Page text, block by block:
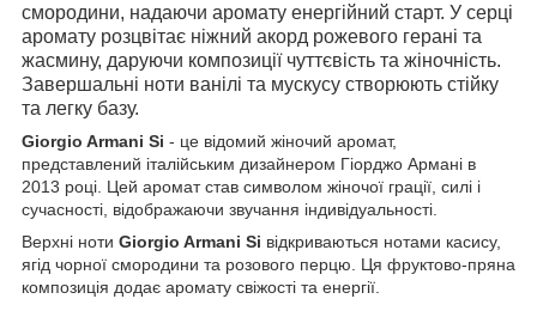
смородини, надаючи аромату енергійний старт. У серці
аромату розцвітає ніжний акорд рожевого герані та
жасмину, даруючи композиції чуттєвість та жіночність.
Завершальні ноти ванілі та мускусу створюють стійку
та легку базу.
Giorgio Armani Si - це відомий жіночий аромат,
представлений італійським дизайнером Гіорджо Армані в
2013 році. Цей аромат став символом жіночої грації, силі і
сучасності, відображаючи звучання індивідуальності.
Верхні ноти Giorgio Armani Si відкриваються нотами касису,
ягід чорної смородини та розового перцю. Ця фруктово-пряна
композиція додає аромату свіжості та енергії.